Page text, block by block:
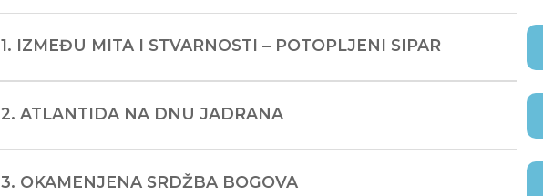
1. IZMEĐU MITA I STVARNOSTI – POTOPLJENI SIPAR
2. ATLANTIDA NA DNU JADRANA
3. OKAMENJENA SRDŽBA BOGOVA